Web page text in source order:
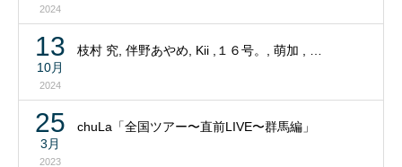
2024
13
10月
2024
枝村 究, 伴野あやめ, Kii ,１６号。, 萌加 , …
25
3月
2023
chuLa「全国ツアー〜直前LIVE〜群馬編」